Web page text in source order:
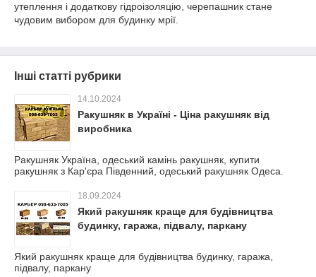
утеплення і додаткову гідроізоляцію, черепашник стане
чудовим вибором для будинку мрії.
Інші статті рубрики
14.10.2024
Ракушняк в Україні - Ціна ракушняк від
виробника
Ракушняк Україна, одеський камінь ракушняк, купити
ракушняк з Кар'єра Південний, одеський ракушняк Одеса.
18.09.2024
Який ракушняк краще для будівництва
будинку, гаража, підвалу, паркану
Який ракушняк краще для будівництва будинку, гаража,
підвалу, паркану